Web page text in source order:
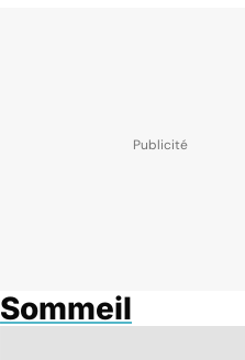
Sommeil